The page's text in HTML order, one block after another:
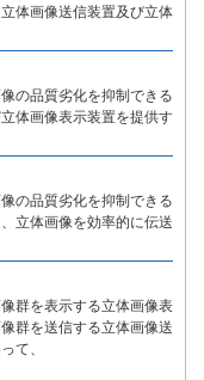
体画像送信装置及び立体
の品質劣化を抑制できる
体画像表示装置を提供す
の品質劣化を抑制できる
立体画像を効率的に伝送
群を表示する立体画像表
群を送信する立体画像送
て、